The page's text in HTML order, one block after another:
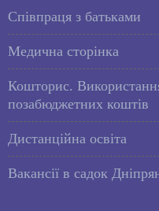
Співпраця з батьками
Медична сторінка
Кошторис.
позабюджетних коштів
Дистанційна освіта
Вакансії в садок